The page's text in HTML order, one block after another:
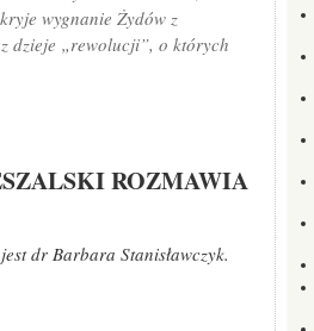
wygnanie Żydów z
dzieje „rewolucji”, o których
ROZMAWIA
dr Barbara Stanisławczyk.